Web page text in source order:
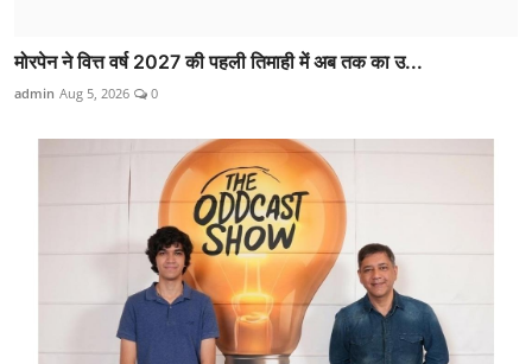
मोरपेन ने वित्त वर्ष 2027 की पहली तिमाही में अब तक का उ...
admin Aug 5, 2026 0